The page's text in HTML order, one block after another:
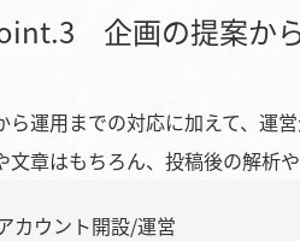
企画の提案か
ら運用までの対応に加えて、運
文章はもちろん、投稿後の解析
カウント開設/運営